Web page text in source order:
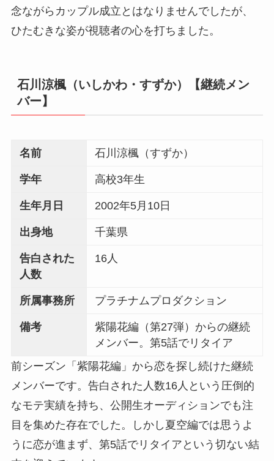
念ながらカップル成立とはなりませんでしたが、
ひたむきな姿が視聴者の心を打ちました。
石川涼楓（いしかわ・すずか）【継続メン
バー】
名前 石川涼楓（すずか）
学年 高校3年生
生年月日 2002年5月10日
出身地 千葉県
告白された
人数
16人
所属事務所 プラチナムプロダクション
備考
紫陽花編（第27弾）からの継続
メンバー。第5話でリタイア
前シーズン「紫陽花編」から恋を探し続けた継続
メンバーです。告白された人数16人という圧倒的
なモテ実績を持ち、公開生オーディションでも注
目を集めた存在でした。しかし夏空編では思うよ
うに恋が進まず、第5話でリタイアという切ない結